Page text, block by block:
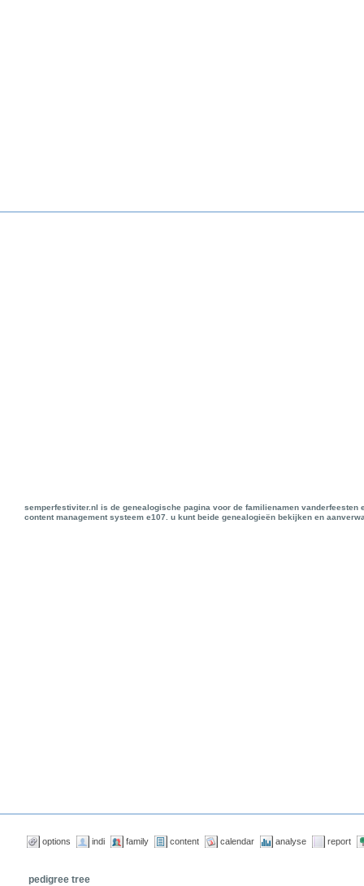
semperfestiviter.nl is de genealogische pagina voor de familienamen
content management systeem e107. u kunt beide genealogieën bekijken en
options indi family content calendar analyse report
pedigree tree